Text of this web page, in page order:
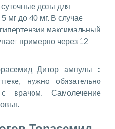
дозы для
мг до 40 мг. В случае
максимальный
примерно через 12
Дитор ампулы ::
нужно обязательно
с врачом. Самолечение